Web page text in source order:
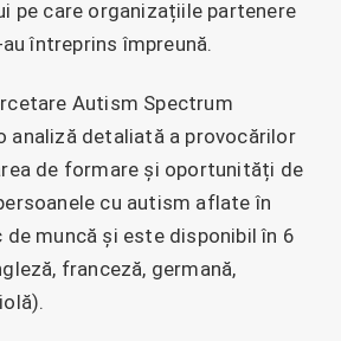
pe care organizațiile partenere
întreprins împreună.
Autism Spectrum
analiză detaliată a provocărilor
de formare și oportunități de
cu autism aflate în
de muncă și este disponibil în 6
franceză, germană,